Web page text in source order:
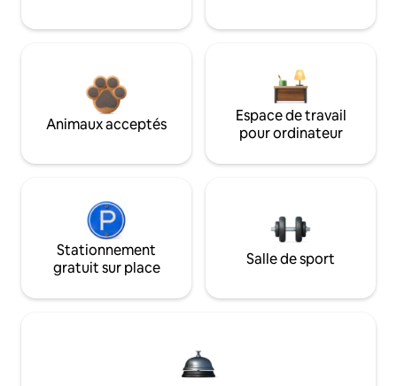
Animaux acceptés
Espace de travail
pour ordinateur
Stationnement
gratuit sur place
Salle de sport